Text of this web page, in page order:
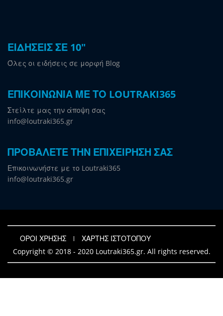
ΕΙΔΗΣΕΙΣ ΣΕ 10"
Όλες οι ειδήσεις σε μορφή Blog
ΕΠΙΚΟΙΝΩΝΙΑ ΜΕ ΤΟ LOUTRAKI365
Στείλτε μας την άποψη σας
info@loutraki365.gr
ΠΡΟΒΑΛΕΤΕ ΤΗΝ ΕΠΙΧΕΙΡΗΣΗ ΣΑΣ
Επικοινωνήστε με το Loutraki365
info@loutraki365.gr
ΟΡΟΙ ΧΡΗΣΗΣ
ΧΑΡΤΗΣ ΙΣΤΟΤΟΠΟΥ
Copyright © 2018 - 2020 Loutraki365.gr. All rights reserved.